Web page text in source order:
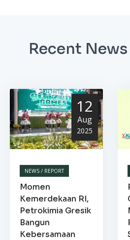
Recent
12
Aug
2025
NEWS / REPORT
Momen
Kemerdekaan RI,
Petrokimia Gresik
Bangun
Kebersamaan